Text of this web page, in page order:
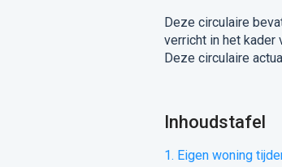
Deze circulaire
verricht in het kader
Deze circulaire
Inhoudstafel
1. Eigen woning